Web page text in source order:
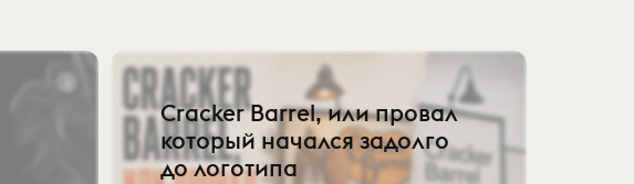
Cracker Barrel, или провал
который начался задолго
до логотипа